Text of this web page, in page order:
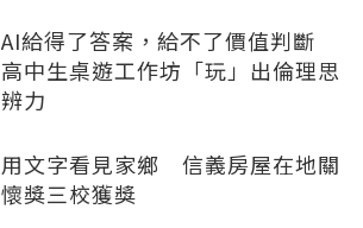
AI給得了答案，給不了價值判斷
高中生桌遊工作坊「玩」出倫理思
辨力
用文字看見家鄉 信義房屋在地關
懷獎三校獲獎